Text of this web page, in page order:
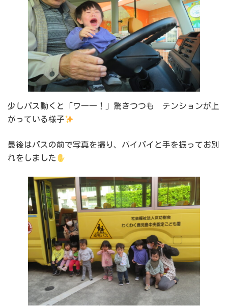
少しバス動くと「ワ――！」驚きつつも テンションが上
がっている様子
最後はバスの前で写真を撮り、バイバイと手を振ってお別
れをしました